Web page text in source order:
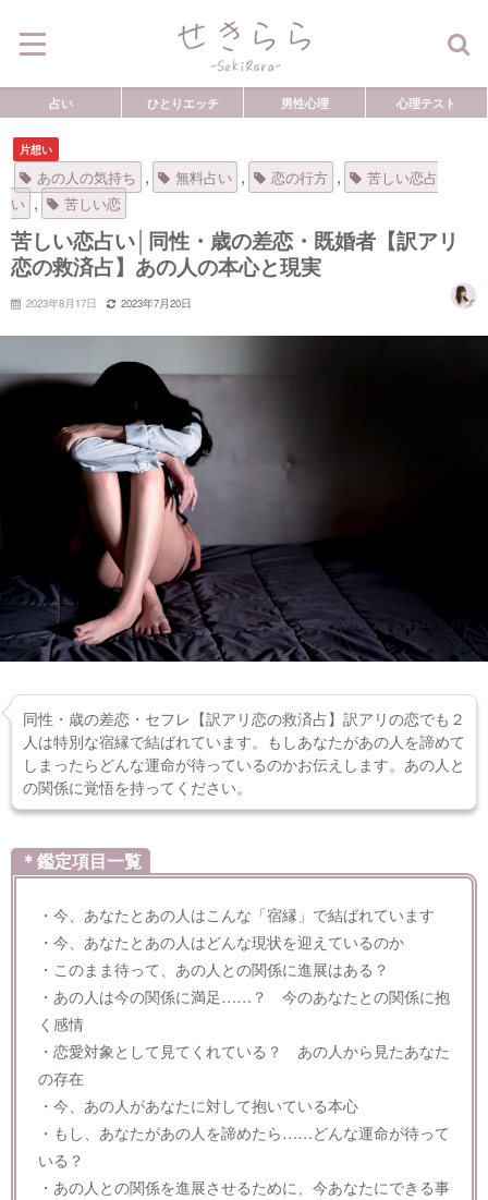
占い ひとりエッチ 男性心理 心理テスト
片想い
あの人の気持ち , 無料占い , 恋の行方 ,
苦しい恋占
い , 苦しい恋
苦しい恋占い│同性・歳の差恋・既婚者【訳アリ
恋の救済占】あの人の本心と現実
2023年8月17日 2023年7月20日
同性・歳の差恋・セフレ【訳アリ恋の救済占】訳アリの恋でも２
人は特別な宿縁で結ばれています。もしあなたがあの人を諦めて
しまったらどんな運命が待っているのかお伝えします。あの人と
の関係に覚悟を持ってください。
＊鑑定項目一覧
・今、あなたとあの人はこんな「宿縁」で結ばれています
・今、あなたとあの人はどんな現状を迎えているのか
・このまま待って、あの人との関係に進展はある？
・あの人は今の関係に満足……？ 今のあなたとの関係に抱
く感情
・恋愛対象として見てくれている？ あの人から見たあなた
の存在
・今、あの人があなたに対して抱いている本心
・もし、あなたがあの人を諦めたら……どんな運命が待って
いる？
・あの人との関係を進展させるために、今あなたにできる事